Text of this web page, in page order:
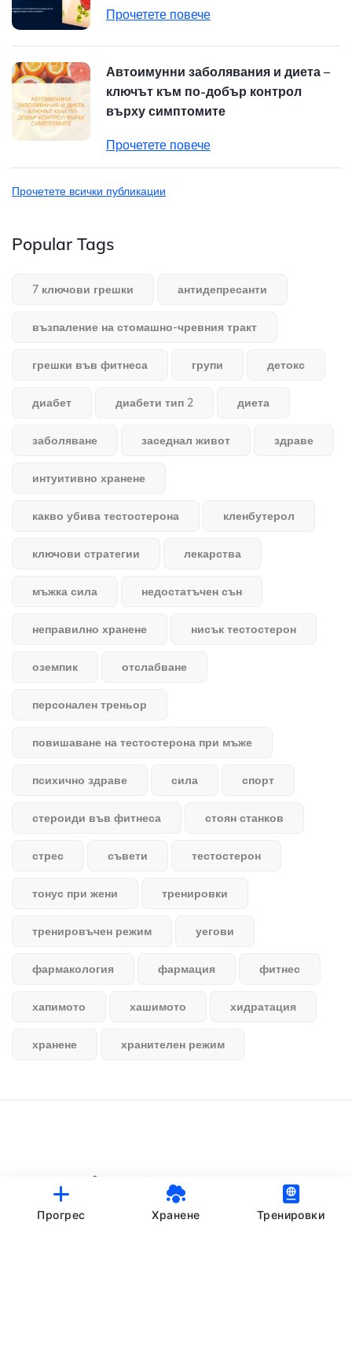
Прочетете повече
Автоимунни заболявания и диета –
ключът към по-добър контрол
върху симптомите
Прочетете повече
Прочетете всички публикации
Popular Tags
7 ключови грешки антидепресанти
възпаление на стомашно-чревния тракт
грешки във фитнеса групи детокс
диабет диабети тип 2 диета
заболяване заседнал живот здраве
интуитивно хранене
какво убива тестостерона кленбутерол
ключови стратегии лекарства
мъжка сила недостатъчен сън
неправилно хранене нисък тестостерон
оземпик отслабване
персонален треньор
повишаване на тестостерона при мъже
психично здраве сила спорт
стероиди във фитнеса стоян станков
стрес съвети тестостерон
тонус при жени тренировки
тренировъчен режим уегови
фармакология фармация фитнес
хапимото хашимото хидратация
хранене хранителен режим
© StankovFit Progress App | 2025
Crafted with love by
Прогрес Хранене Тренировки